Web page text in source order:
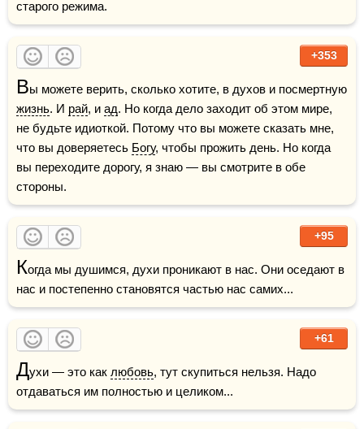
старого режима.
+353
В
жизнь. И рай, и ад. Но когда дело заходит об этом мире,
не будьте идиоткой. Потому что вы можете сказать мне,
что вы доверяетесь Богу, чтобы прожить день. Но когда
вы переходите дорогу, я знаю — вы смотрите в обе
стороны.
+95
Когда мы душимся, духи проникают в нас. Они оседают в
нас и постепенно становятся частью нас самих...
+61
Духи — это как любовь, тут скупиться нельзя. Надо
отдаваться им полностью и целиком...